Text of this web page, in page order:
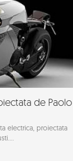
de Paolo
electrica, proiectata